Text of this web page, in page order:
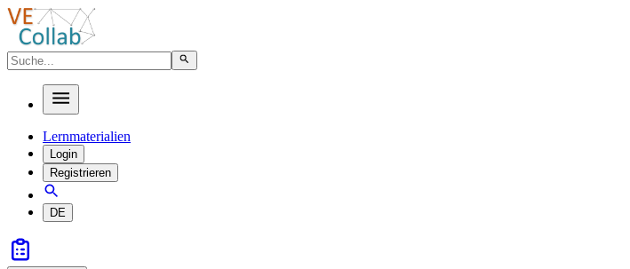
Lernmaterialien
Login
Registrieren
DE